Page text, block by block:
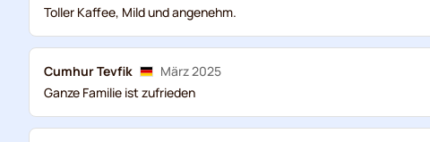
Toller Kaffee, Mild und angenehm.
Cumhur Tevfik
März 2025
Ganze Familie ist zufrieden